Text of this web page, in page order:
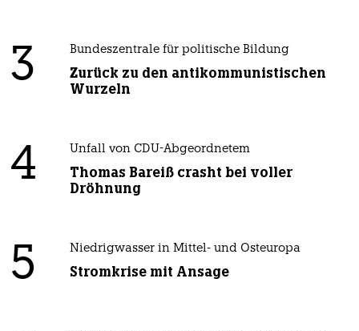
3 Bundeszentrale für politische Bildung
Zurück zu den antikommunistischen
Wurzeln
4 Unfall von CDU-Abgeordnetem
Thomas Bareiß crasht bei voller
Dröhnung
5 Niedrigwasser in Mittel- und Osteuropa
Stromkrise mit Ansage